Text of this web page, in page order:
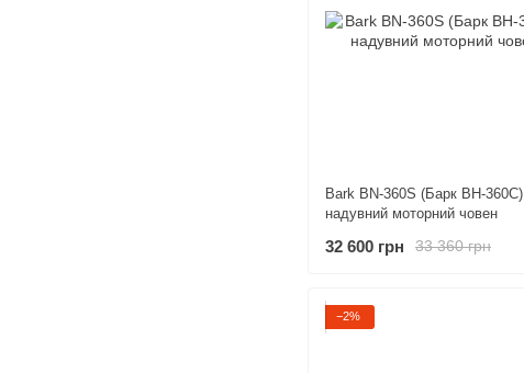
Bark BN-360S (Барк ВН-360С)
надувний моторний човен
33 360 грн
32 600 грн
−2%